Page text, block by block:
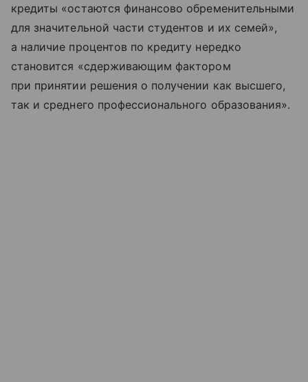
кредиты «остаются финансово обременительными
для значительной части студентов и их семей»,
а наличие процентов по кредиту нередко
становится «сдерживающим фактором
при принятии решения о получении как высшего,
так и среднего профессионального образования».